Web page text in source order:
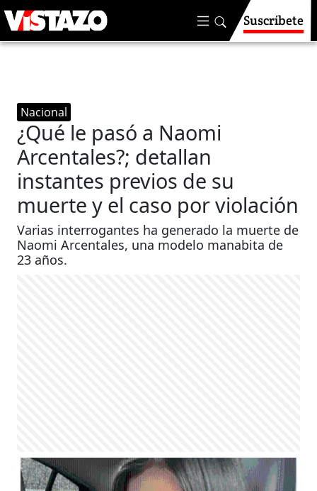
Suscríbete
Nacional
¿Qué le pasó a Naomi
Arcentales?; detallan
instantes previos de su
muerte y el caso por violación
Varias interrogantes ha generado la muerte de
Naomi Arcentales, una modelo manabita de
23 años.